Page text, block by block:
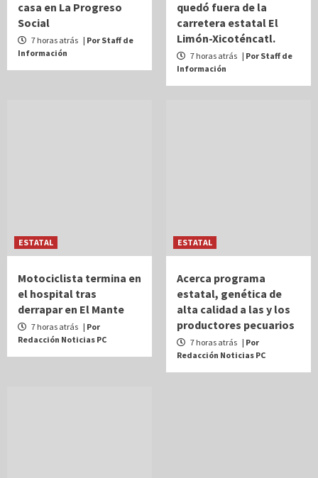
casa en La Progreso
Social
7 horas atrás | Por Staff de
Información
quedó fuera de la
carretera estatal El
Limón-Xicoténcatl.
7 horas atrás | Por Staff de
Información
ESTATAL
Motociclista termina en
el hospital tras
derrapar en El Mante
7 horas atrás | Por
Redacción Noticias PC
ESTATAL
Acerca programa
estatal, genética de
alta calidad a las y los
productores pecuarios
7 horas atrás | Por
Redacción Noticias PC